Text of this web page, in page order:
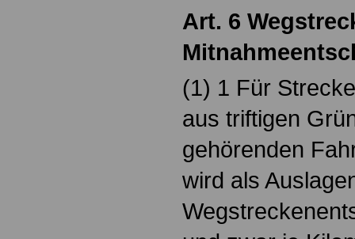
Art. 6
(1) 1 Für
aus triftigen
gehörenden
wird als